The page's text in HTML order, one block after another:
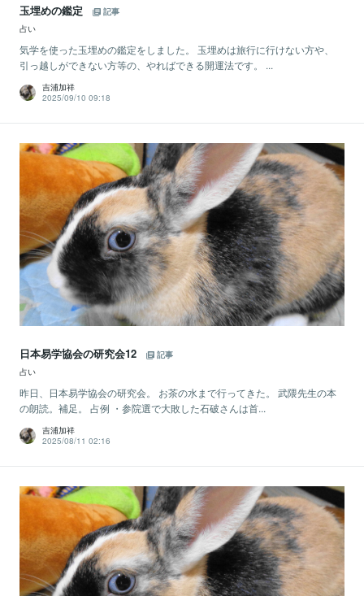
玉埋めの鑑定
記事
占い
気学を使った玉埋めの鑑定をしました。 玉埋めは旅行に行けない方や、
引っ越しができない方等の、やればできる開運法です。 ...
吉浦加祥
2025/09/10 09:18
日本易学協会の研究会12
記事
占い
昨日、日本易学協会の研究会。 お茶の水まで行ってきた。 武隈先生の本
の朗読。補足。 占例 ・参院選で大敗した石破さんは首...
吉浦加祥
2025/08/11 02:16